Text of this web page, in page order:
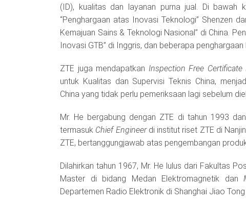
(ID), kualitas dan layanan purna jual. Di bawah
“Penghargaan atas Inovasi Teknologi” Shenzen
Kemajuan Sains & Teknologi Nasional” di China.
Inovasi GTB” di Inggris, dan beberapa
ZTE juga mendapatkan Inspection Free
untuk Kualitas dan Supervisi Teknis China,
China yang tidak perlu pemeriksaan lagi sebelum
Mr. He bergabung dengan ZTE di tahun 1993
termasuk Chief Engineerdi institut riset ZTE di
ZTE, bertanggungjawab atas pengembangan
Dilahirkan tahun 1967, Mr. He lulus dari Fakultas
Master di bidang Medan Elektromagnetik dan
Departemen Radio Elektronik di Shanghai Jiao